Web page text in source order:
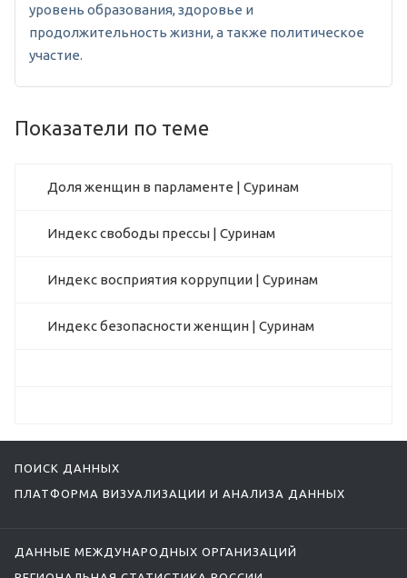
уровень образования, здоровье и
продолжительность жизни, а также политическое
участие.
Показатели по теме
Доля женщин в парламенте | Суринам
Индекс свободы прессы | Суринам
Индекс восприятия коррупции | Суринам
Индекс безопасности женщин | Суринам
ПОИСК ДАННЫХ
ПЛАТФОРМА ВИЗУАЛИЗАЦИИ И АНАЛИЗА ДАННЫХ
ДАННЫЕ МЕЖДУНАРОДНЫХ ОРГАНИЗАЦИЙ